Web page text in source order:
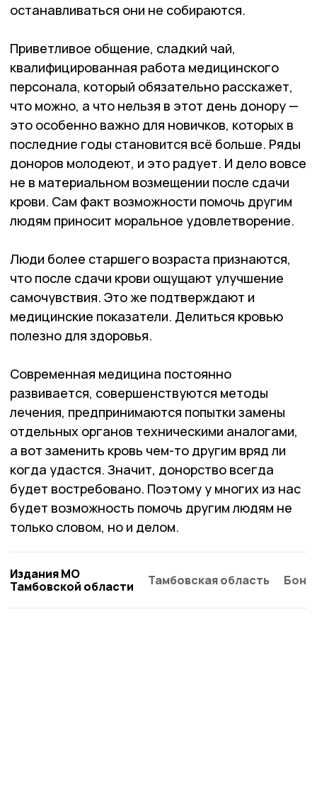
останавливаться они не собираются.
Приветливое общение, сладкий чай,
квалифицированная работа медицинского
персонала, который обязательно расскажет,
что можно, а что нельзя в этот день донору —
это особенно важно для новичков, которых в
последние годы становится всё больше. Ряды
доноров молодеют, и это радует. И дело вовсе
не в материальном возмещении после сдачи
крови. Сам факт возможности помочь другим
людям приносит моральное удовлетворение.
Люди более старшего возраста признаются,
что после сдачи крови ощущают улучшение
самочувствия. Это же подтверждают и
медицинские показатели. Делиться кровью
полезно для здоровья.
Современная медицина постоянно
развивается, совершенствуются методы
лечения, предпринимаются попытки замены
отдельных органов техническими аналогами,
а вот заменить кровь чем-то другим вряд ли
когда удастся. Значит, донорство всегда
будет востребовано. Поэтому у многих из нас
будет возможность помочь другим людям не
только словом, но и делом.
Издания МО
Тамбовской области
Тамбовская область